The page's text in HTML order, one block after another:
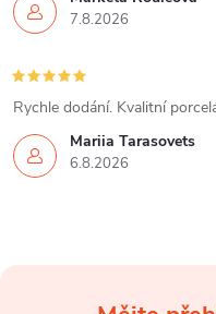
7.8.2026
Mariia Tarasovets
6.8.2026
Rychle dodání. Kvalitní